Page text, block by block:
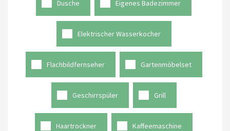
Dusche Eigenes Badezimmer
Elektrischer Wasserkocher
Flachbildfernseher Gartenmöbelset
Geschirrspüler Grill
Haartrockner Kaffeemaschine